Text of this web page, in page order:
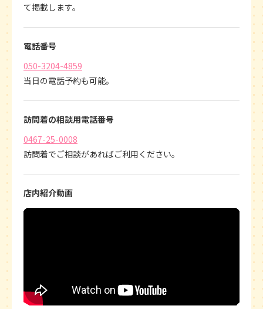
て掲載します。
電話番号
050-3204-4859
当日の電話予約も可能。
訪問着の相談用電話番号
0467-25-0008
訪問着でご相談があればご利用ください。
店内紹介動画